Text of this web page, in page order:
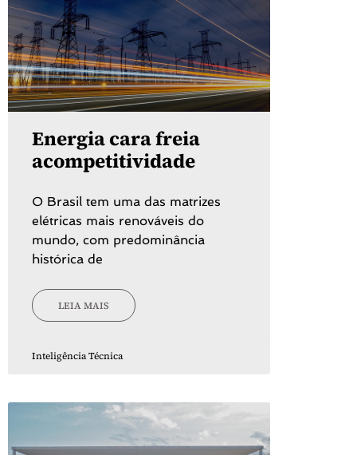
Energia cara freia
acompetitividade
O Brasil tem uma das matrizes
elétricas mais renováveis do
mundo, com predominância
histórica de
LEIA MAIS
Inteligência Técnica